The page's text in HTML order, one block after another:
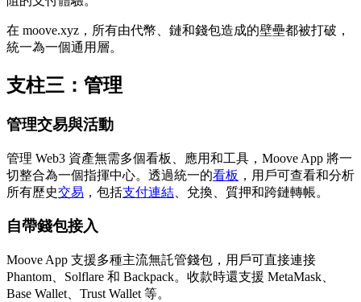
在 moove.xyz，所有由代幣、鏈和錢包造成的壁壘都被打破，
統一為一個通用層。
支柱三：管理
管理交易與活動
管理 Web3 資產無需多個看板、應用和工具，Moove App 將一
切整合為一個指揮中心。透過統一的看板 ，用戶可查看和分析
所有歷史交易 ，包括支付連結 、兌換、質押和跨鏈轉帳。
自帶錢包接入
Moove App 支援多種主流無託管錢包，用戶可直接連接
Phantom、Solflare 和 Backpack。收款時還支援 MetaMask、
Base Wallet、Trust Wallet 等。